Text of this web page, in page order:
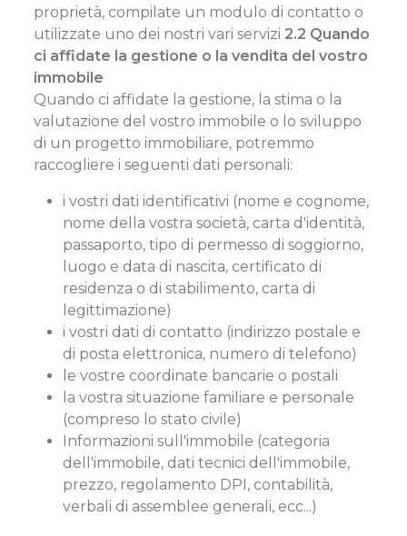
proprietà, compilate un modulo di contatto o
utilizzate uno dei nostri vari servizi 2.2 Quando
ci affidate la gestione o la vendita del vostro
immobile
Quando ci affidate la gestione, la stima o la
valutazione del vostro immobile o lo sviluppo
di un progetto immobiliare, potremmo
raccogliere i seguenti dati personali:
i vostri dati identificativi (nome e cognome,
nome della vostra società, carta d'identità,
passaporto, tipo di permesso di soggiorno,
luogo e data di nascita, certificato di
residenza o di stabilimento, carta di
legittimazione)
i vostri dati di contatto (indirizzo postale e
di posta elettronica, numero di telefono)
le vostre coordinate bancarie o postali
la vostra situazione familiare e personale
(compreso lo stato civile)
Informazioni sull'immobile (categoria
dell'immobile, dati tecnici dell'immobile,
prezzo, regolamento DPI, contabilità,
verbali di assemblee generali, ecc...)